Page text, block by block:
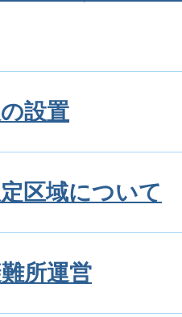
設置
区域について
所運営